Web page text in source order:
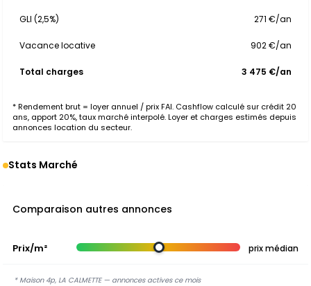
GLI (2,5%) 271 €/an
Vacance locative 902 €/an
Total charges 3 475 €/an
* Rendement brut = loyer annuel / prix FAI. Cashflow calculé sur crédit 20
ans, apport 20%, taux marché interpolé. Loyer et charges estimés depuis
annonces location du secteur.
Stats Marché
Comparaison autres annonces
Prix/m² prix médian
* Maison 4p, LA CALMETTE — annonces actives ce mois